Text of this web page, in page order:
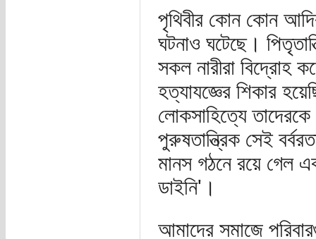
পৃথিবীর কোন কোন
ঘটনাও ঘটেছে।
সকল নারীরা বিদ্রোহ
হত্যাযজ্ঞের শিকার
লোকসাহিত্যে তাদেরকে
পুরুষতান্ত্রিক সেই
মানস গঠনে রয়ে গেল
ডাইনি'।
আমাদের সমাজে